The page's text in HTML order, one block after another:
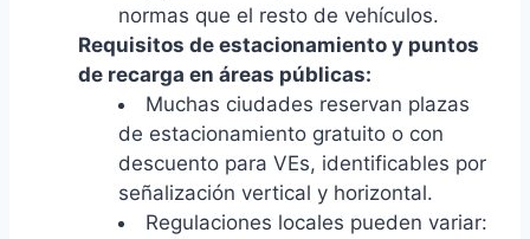
normas que el resto de vehículos.
Requisitos de estacionamiento y puntos
de recarga en áreas públicas:
Muchas ciudades reservan plazas
de estacionamiento gratuito o con
descuento para VEs, identificables por
señalización vertical y horizontal.
Regulaciones locales pueden variar: